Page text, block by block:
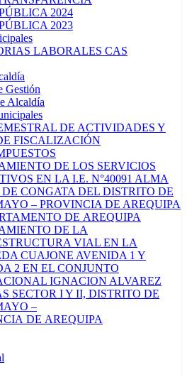
2024
2023
LABORALES CAS
Gestión
Alcaldía
DE ACTIVIDADES Y
FISCALIZACIÓN
DE LOS SERVICIOS
EN LA I.E. N°40091 ALMA
CONGATA DEL DISTRITO DE
– PROVINCIA DE AREQUIPA
DE AREQUIPA
DE LA
VIAL EN LA
CUAJONE AVENIDA 1 Y
2 EN EL CONJUNTO
IGNACION ALVAREZ
SECTOR I Y II, DISTRITO DE
–
DE AREQUIPA